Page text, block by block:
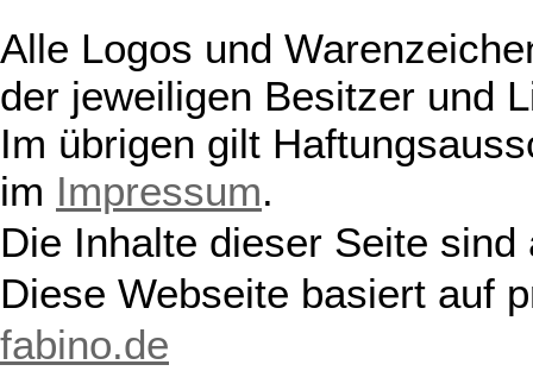
Alle Logos und
der jeweiligen Besitzer und
Im übrigen gilt
im Impressum.
Die Inhalte dieser Seite
Diese Webseite basiert auf
fabino.de